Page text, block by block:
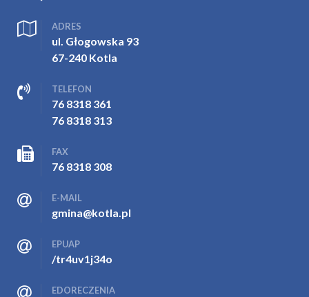
ADRES
ul. Głogowska 93
67-240 Kotla
TELEFON
76 8318 361
76 8318 313
FAX
76 8318 308
E-MAIL
gmina@kotla.pl
EPUAP
/tr4uv1j34o
EDORECZENIA